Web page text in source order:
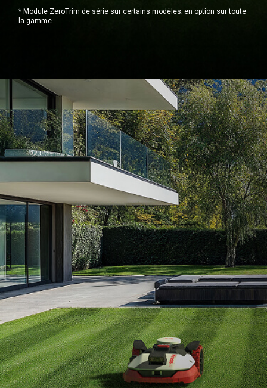
* Module ZeroTrim de série sur certains modèles; en option sur toute
la gamme.